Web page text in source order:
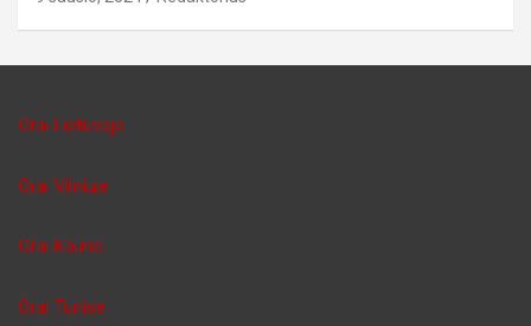
Orai Lietuvoje
Orai Vilniuje
Orai Kaune
Orai Tunise